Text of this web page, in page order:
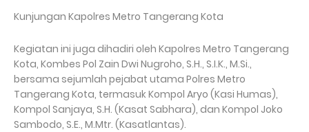
Kunjungan Kapolres Metro Tangerang Kota
Kegiatan ini juga dihadiri oleh Kapolres Metro Tangerang
Kota, Kombes Pol Zain Dwi Nugroho, S.H., S.I.K., M.Si.,
bersama sejumlah pejabat utama Polres Metro
Tangerang Kota, termasuk Kompol Aryo (Kasi Humas),
Kompol Sanjaya, S.H. (Kasat Sabhara), dan Kompol Joko
Sambodo, S.E., M.Mtr. (Kasatlantas).